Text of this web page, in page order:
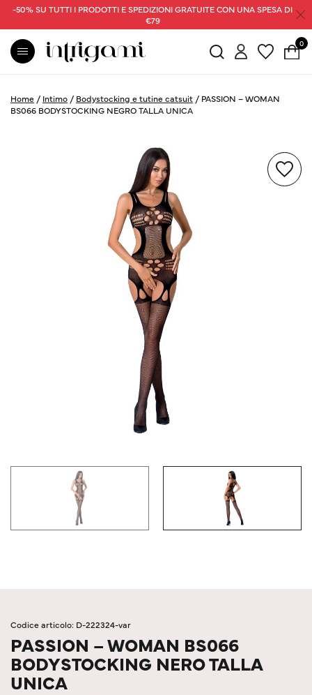
-50% SU TUTTI I PRODOTTI E SPEDIZIONI GRATUITE CON UNA SPESA DI
€79
0
Home / Intimo / Bodystocking e tutine catsuit / PASSION – WOMAN
BS066 BODYSTOCKING NEGRO TALLA UNICA
Codice articolo: D-222324-var
PASSION – WOMAN BS066
BODYSTOCKING NERO TALLA
UNICA